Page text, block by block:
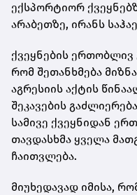
ექსპორტიორ
არაბეთზე, ირანს
ქვეყნების ერთობლივ
რომ შეთანხმება
აგრესიის აქტის
შეკავების
სამივე ქვეყნიდან
თავდასხმა ყველა
ჩაითვლება.
მიუხედავად იმისა,